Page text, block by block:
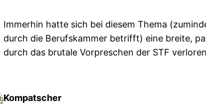
Immerhin hatte sich bei diesem Thema
durch die Berufskammer betrifft) eine breite,
durch das brutale Vorpreschen der STF
Kompatscher